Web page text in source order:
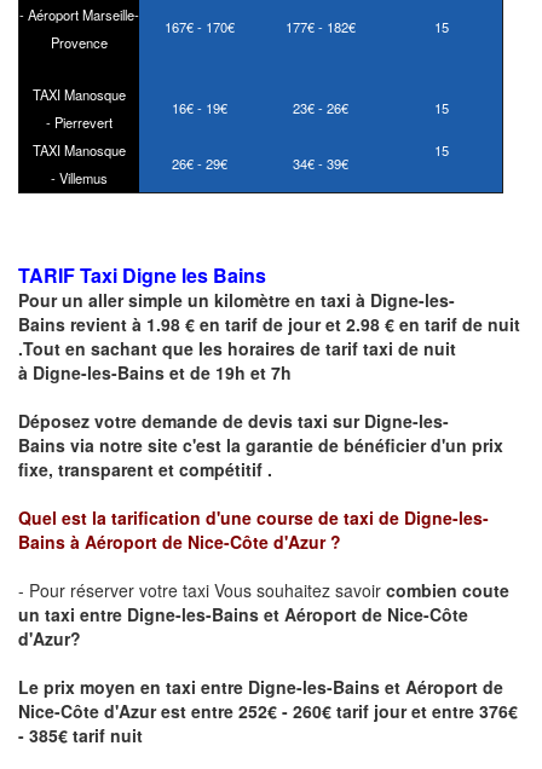
- Aéroport Marseille-
Provence
167€ - 170€ 177€ - 182€ 15
TAXI Manosque
- Pierrevert
16€ - 19€ 23€ - 26€ 15
TAXI Manosque
- Villemus
26€ - 29€ 34€ - 39€
15
TARIF Taxi Digne les Bains
Pour un aller simple un kilomètre en taxi à Digne-les-
Bains revient à 1.98 € en tarif de jour et 2.98 € en tarif de nuit
.Tout en sachant que les horaires de tarif taxi de nuit
à Digne-les-Bains et de 19h et 7h
Déposez votre demande de devis taxi sur Digne-les-
Bains via notre site c'est la garantie de bénéficier d'un prix
fixe, transparent et compétitif .
Quel est la tarification d'une course de taxi de Digne-les-
Bains à Aéroport de Nice-Côte d'Azur?
- Pour réserver votre taxi Vous souhaitez savoir combien coute
un taxi entre Digne-les-Bains et Aéroport de Nice-Côte
d'Azur?
Le prix moyen en taxi entre Digne-les-Bains et Aéroport de
Nice-Côte d'Azur est entre 252€ - 260€ tarif jour et entre 376€
- 385€ tarif nuit